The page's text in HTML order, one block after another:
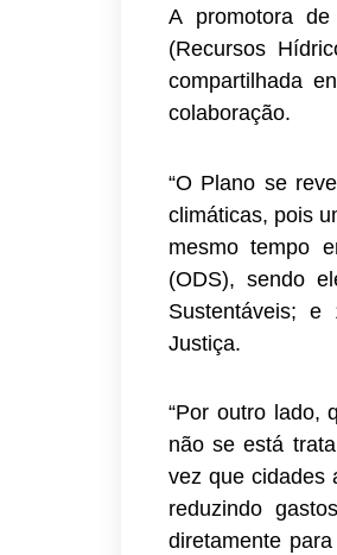
A promotora
(Recursos
compartilhada
colaboração.
“O Plano se
climáticas, pois
mesmo tempo
(ODS), sendo
Sustentáveis; e
Justiça.
“Por outro lado,
não se está
vez que cidades
reduzindo
diretamente